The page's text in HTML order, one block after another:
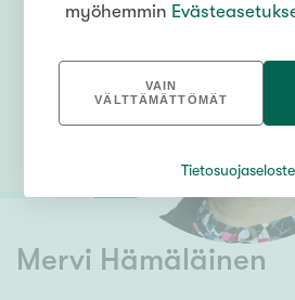
Mervi Hämäläinen
myöhemmin
VAIN
VÄLTTÄMÄTTÖMÄT
Tietosuojaseloste